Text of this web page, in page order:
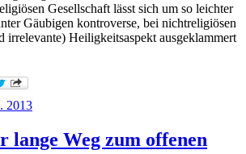
Gesellschaft lässt sich um so leichter
Gäubigen kontroverse, bei nichtreligiösen
irrelevante) Heiligkeitsaspekt ausgeklammert
2013
lange Weg zum offenen